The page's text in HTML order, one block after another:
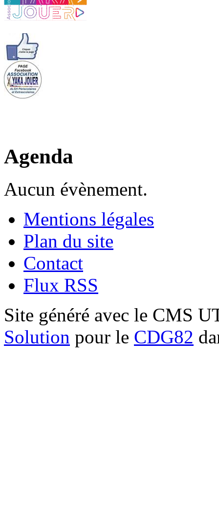
Agenda
Aucun évènement.
Mentions légales
Plan du site
Contact
Flux RSS
Site généré avec le CMS
Solution pour le CDG82